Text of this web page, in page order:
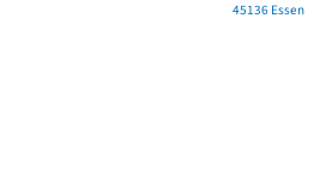
45136 Essen